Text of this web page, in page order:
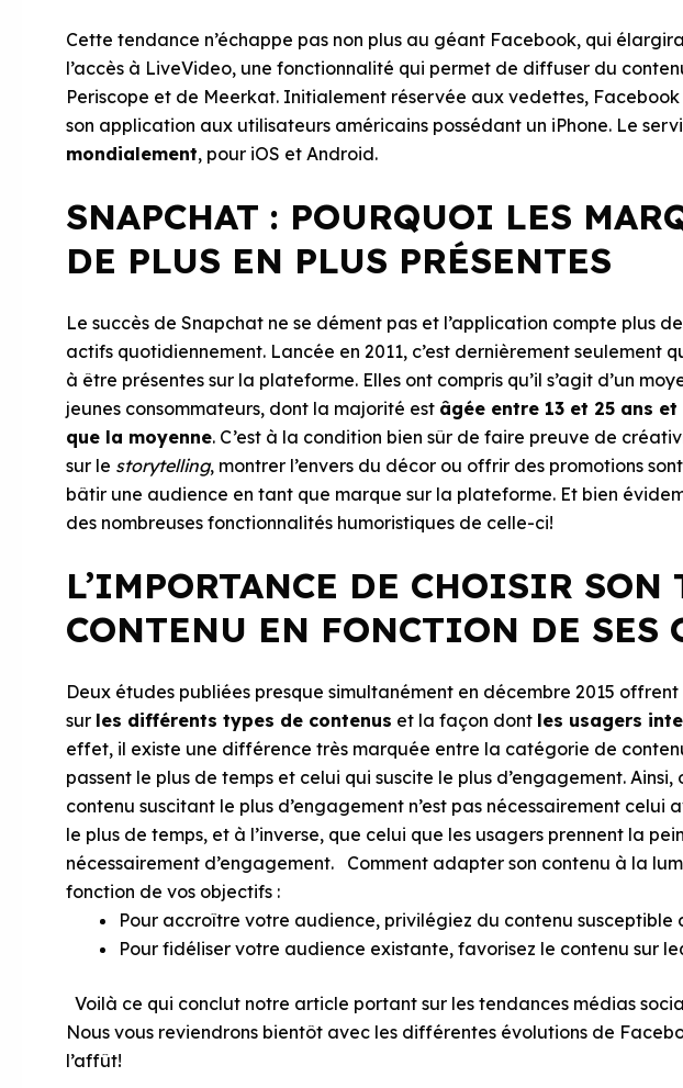
Cette tendance n’échappe pas non plus au géant Facebook, qui
l’accès à LiveVideo, une fonctionnalité qui permet de diffuser du
Periscope et de Meerkat. Initialement réservée aux vedettes,
son application aux utilisateurs américains possédant un iPhone. Le
mondialement, pour iOS et Android.
SNAPCHAT : POURQUOI LES
DE PLUS EN PLUS PRÉSENTES
Le succès de Snapchat ne se dément pas et l’application compte plus
actifs quotidiennement. Lancée en 2011, c’est dernièrement seulement
à être présentes sur la plateforme. Elles ont compris qu’il s’agit d’un
jeunes consommateurs, dont la majorité est âgée entre 13 et 25 ans
que la moyenne. C’est à la condition bien sûr de faire preuve de
sur le storytelling, montrer l’envers du décor ou offrir des promotions
bâtir une audience en tant que marque sur la plateforme. Et bien
des nombreuses fonctionnalités humoristiques de celle-ci!
L’IMPORTANCE DE CHOISIR SON
CONTENU EN FONCTION DE SES
Deux études publiées presque simultanément en décembre 2015
sur les différents types de contenus et la façon dont les usagers
effet, il existe une différence très marquée entre la catégorie de
passent le plus de temps et celui qui suscite le plus d’engagement.
contenu suscitant le plus d’engagement n’est pas nécessairement celui
le plus de temps, et à l’inverse, que celui que les usagers prennent la
nécessairement d’engagement. Comment adapter son contenu à la
fonction de vos objectifs :
Pour accroître votre audience, privilégiez du contenu susceptible
Pour fidéliser votre audience existante, favorisez le contenu sur
Voilà ce qui conclut notre article portant sur les tendances médias
Nous vous reviendrons bientôt avec les différentes évolutions de
l’affût!